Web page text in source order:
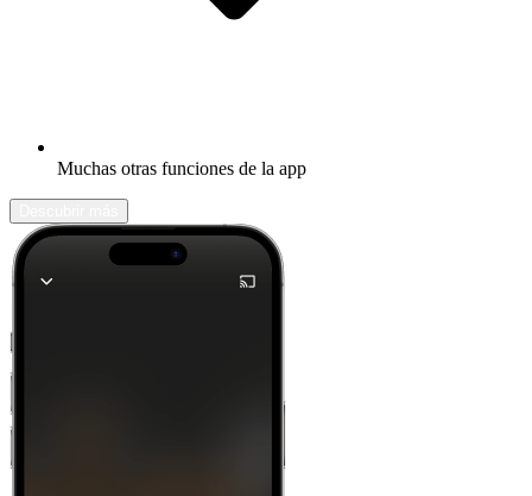
Muchas otras funciones de la app